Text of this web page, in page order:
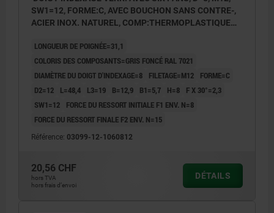
SW1=12, FORME:C, AVEC BOUCHON SANS CONTRE-,
ACIER INOX. NATUREL, COMP:THERMOPLASTIQUE
LONGUEUR DE POIGNÉE=31,1
COLORIS DES COMPOSANTS=GRIS FONCÉ RAL 7021
DIAMÈTRE DU DOIGT D'INDEXAGE=8
FILETAGE=M12
FORME=C
D2=12
L=48,4 L3=19 B=12,9 B1=5,7 H=8
F X 30°=2,3
SW1=12
FORCE DU RESSORT INITIALE F1 ENV. N=8
FORCE DU RESSORT FINALE F2 ENV. N=15
Référence: 03099-12-1060812
20,56 CHF
hors TVA
hors frais d’envoi
DÉTAILS